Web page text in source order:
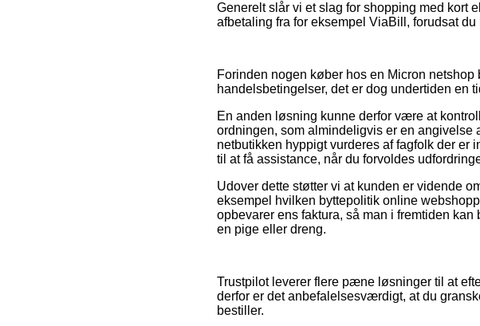
Generelt slår vi et slag for shopping med kort
afbetaling fra for eksempel ViaBill, forudsat
Forinden nogen køber hos en Micron
handelsbetingelser, det er dog undertiden en
En anden løsning kunne derfor være at
ordningen, som almindeligvis er en angivelse
netbutikken hyppigt vurderes af fagfolk der er
til at få assistance, når du forvoldes
Udover dette støtter vi at kunden er vidende
eksempel hvilken byttepolitik online
opbevarer ens faktura, så man i fremtiden
en pige eller dreng.
Trustpilot leverer flere pæne løsninger til at
derfor er det anbefalelsesværdigt, at du
bestiller.